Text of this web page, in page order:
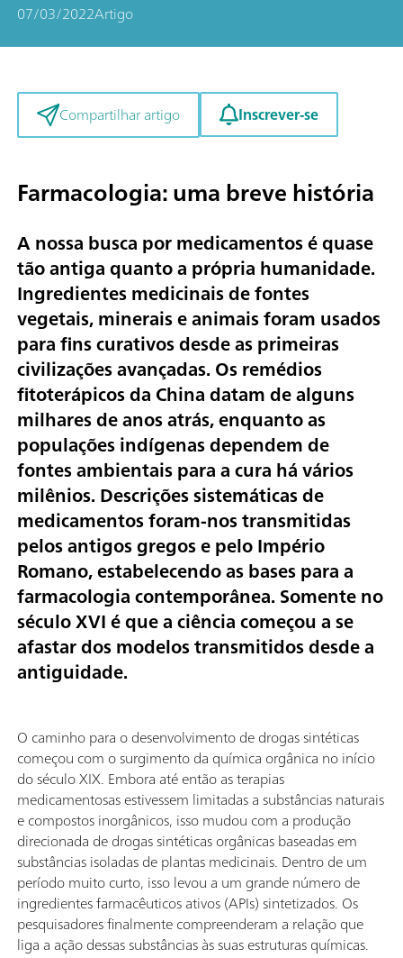
07/03/2022Artigo
Compartilhar artigo Inscrever-se
Farmacologia: uma breve história
A nossa busca por medicamentos é quase
tão antiga quanto a própria humanidade.
Ingredientes medicinais de fontes
vegetais, minerais e animais foram usados
para fins curativos desde as primeiras
civilizações avançadas. Os remédios
fitoterápicos da China datam de alguns
milhares de anos atrás, enquanto as
populações indígenas dependem de
fontes ambientais para a cura há vários
milênios. Descrições sistemáticas de
medicamentos foram-nos transmitidas
pelos antigos gregos e pelo Império
Romano, estabelecendo as bases para a
farmacologia contemporânea. Somente no
século XVI é que a ciência começou a se
afastar dos modelos transmitidos desde a
antiguidade.
O caminho para o desenvolvimento de drogas sintéticas
começou com o surgimento da química orgânica no início
do século XIX. Embora até então as terapias
medicamentosas estivessem limitadas a substâncias naturais
e compostos inorgânicos, isso mudou com a produção
direcionada de drogas sintéticas orgânicas baseadas em
substâncias isoladas de plantas medicinais. Dentro de um
período muito curto, isso levou a um grande número de
ingredientes farmacêuticos ativos (APIs) sintetizados. Os
pesquisadores finalmente compreenderam a relação que
liga a ação dessas substâncias às suas estruturas químicas.